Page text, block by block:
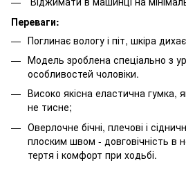
Переваги:
Поглинає вологу і піт, шкіра
Модель зроблена спеціально з
особливостей чоловіки.
Високо якісна еластична гумка,
не тисне;
Оверлочне бічні, плечові і
плоским швом - довговічність в
тертя і комфорт при ходьбі.